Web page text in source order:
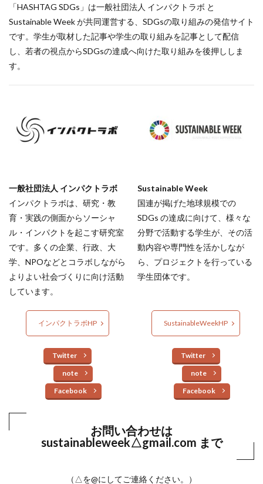
「HASHTAG SDGs」は一般社団法人 インパクトラボ と
Sustainable Week が共同運営する、SDGsの取り組みの発信サイト
です。学生が取材した記事や学生の取り組みを記事として配信
し、若者の視点からSDGsの達成へ向けた取り組みを後押ししま
す。
一般社団法人 インパクトラボ
インパクトラボは、研究・教
育・実践の側面からソーシャ
ル・インパクトを起こす研究室
です。多くの企業、行政、大
学、NPOなどとコラボしながら
よりよい社会づくりに向け活動
しています。
Sustainable Week
国連が掲げた地球規模での
SDGs の達成に向けて、様々な
分野で活動する学生が、その活
動内容や専門性を活かしなが
ら、プロジェクトを行っている
学生団体です。
インパクトラボHP
Twitter
note
Facebook
SustainableWeekHP
Twitter
note
Facebook
お問い合わせは
sustainableweek△gmail.com まで
（△を@にしてご連絡ください。）